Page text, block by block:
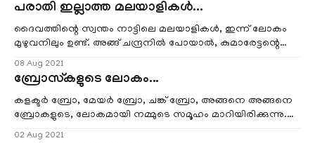
പരാതി ഇല്ലാത്ത മലയാളികൾ...
ദൈവത്തിന്റെ സ്വന്തം നാട്ടിലെ മലയാളികൾ, ഇന്ന് ലോകം
മുഴുവനിലും ഉണ്ട്. അങ്ങ് ചന്ദ്രനിൽ പോയാൽ, കുമാരേട്ടന്റെ
ചായക്കടയിൽ നിന്നും, ഒരു ചായകു
08 Aug 2021
ബ്രോസ്‌കളുടെ ലോകം...
കളക്ടർ ബ്രോ, മേയർ ബ്രോ, ചങ്ക് ബ്രോ, അങ്ങനെ അങ്ങനെ
ബ്രോകളുടെ, ലോകമായി നമ്മുടെ സമൂഹം മാറിയിരിക്കുന്നു.
കൂട്ടത്തിൽ 'സിസിന്റേയും ഉണ്ടകെട്
02 Aug 2021